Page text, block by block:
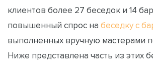
клиентов более 27 беседок и 14
повышенный спрос на беседку с
выполненных вручную мастерами
Ниже представлена часть из этих